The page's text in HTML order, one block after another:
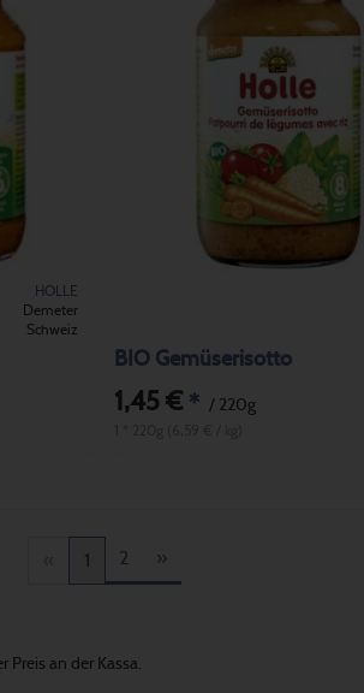
HOLLE
Demeter
Schweiz
BIO Gemüserisotto
1,45 €* / 220g
1 2 »
an der Kassa.